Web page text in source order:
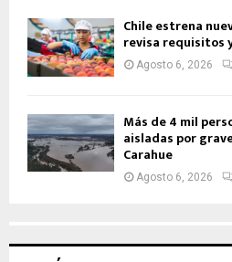
Chile estrena
revisa requisitos
Agosto 6, 2026
Más de 4 mil
aisladas por
Carahue
Agosto 6, 2026